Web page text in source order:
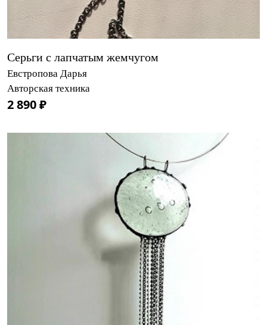
Серьги с лапчатым жемчугом
Евстропова Дарья
Авторская техника
2 890 ₽